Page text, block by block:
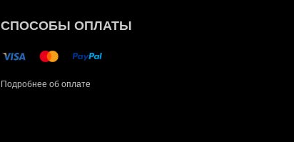
СПОСОБЫ ОПЛАТЫ
Подробнее об оплате